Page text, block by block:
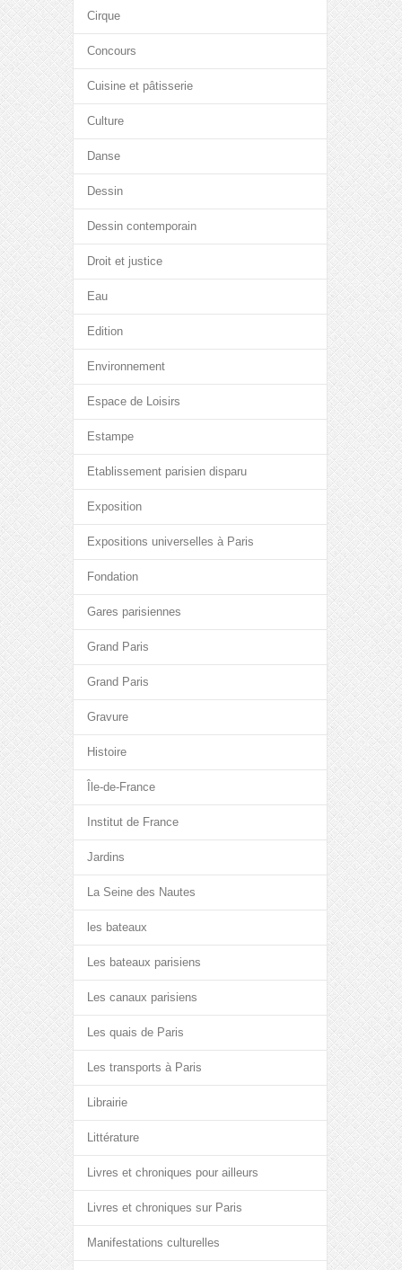
Cirque
Concours
Cuisine et pâtisserie
Culture
Danse
Dessin
Dessin contemporain
Droit et justice
Eau
Edition
Environnement
Espace de Loisirs
Estampe
Etablissement parisien disparu
Exposition
Expositions universelles à Paris
Fondation
Gares parisiennes
Grand Paris
Grand Paris
Gravure
Histoire
Île-de-France
Institut de France
Jardins
La Seine des Nautes
les bateaux
Les bateaux parisiens
Les canaux parisiens
Les quais de Paris
Les transports à Paris
Librairie
Littérature
Livres et chroniques pour ailleurs
Livres et chroniques sur Paris
Manifestations culturelles